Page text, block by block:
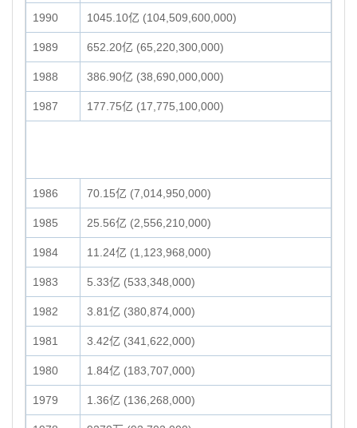
1990 1045.10亿 (104,509,600,000)
1989 652.20亿 (65,220,300,000)
1988 386.90亿 (38,690,000,000)
1987 177.75亿 (17,775,100,000)
1986 70.15亿 (7,014,950,000)
1985 25.56亿 (2,556,210,000)
1984 11.24亿 (1,123,968,000)
1983 5.33亿 (533,348,000)
1982 3.81亿 (380,874,000)
1981 3.42亿 (341,622,000)
1980 1.84亿 (183,707,000)
1979 1.36亿 (136,268,000)